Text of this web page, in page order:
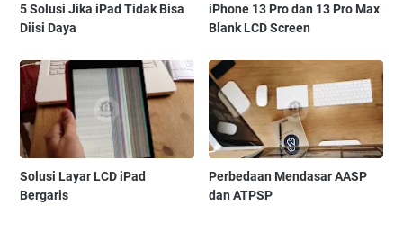
5 Solusi Jika iPad Tidak Bisa
Diisi Daya
iPhone 13 Pro dan 13 Pro Max
Blank LCD Screen
Solusi Layar LCD iPad
Bergaris
Perbedaan Mendasar AASP
dan ATPSP